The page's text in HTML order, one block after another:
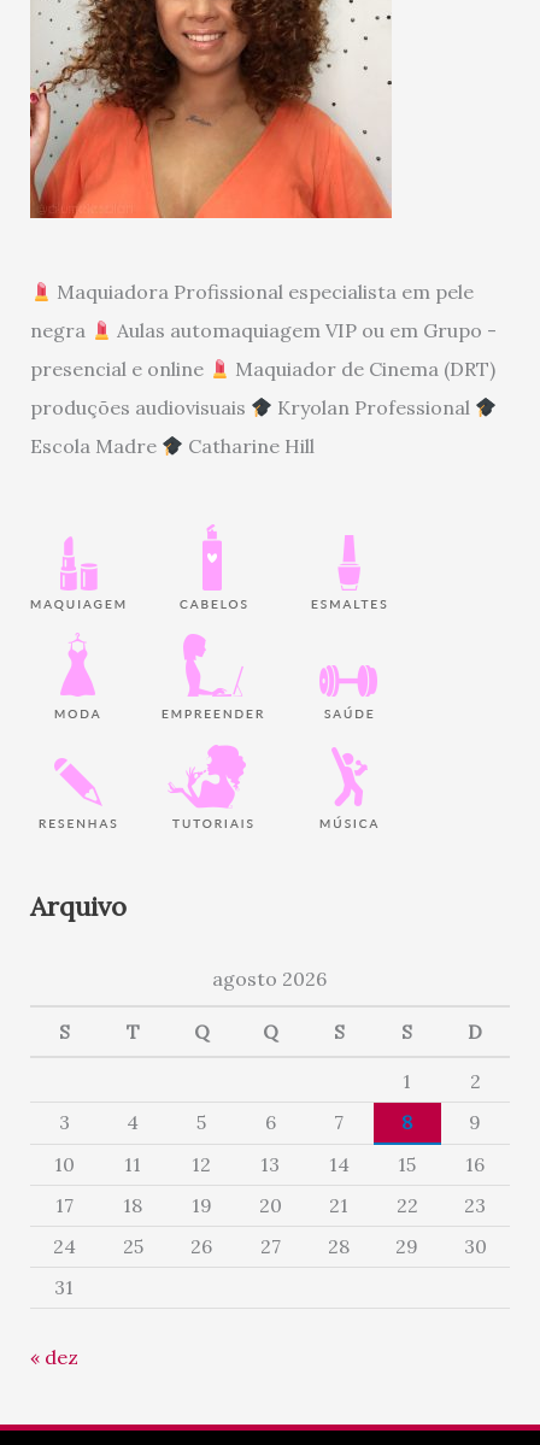
Maquiadora Profissional especialista em pele
negra
Aulas automaquiagem VIP ou em Grupo -
presencial e online
Maquiador de Cinema (DRT)
produções audiovisuais
Kryolan Professional
Escola Madre
Catharine Hill
Arquivo
agosto 2026
S T Q Q S S D
1
2
3
4 5 6 7 8
9
10
11 12 13 14 15
16
17
18 19 20 21 22
23
24
25 26 27 28 29
30
31
« dez